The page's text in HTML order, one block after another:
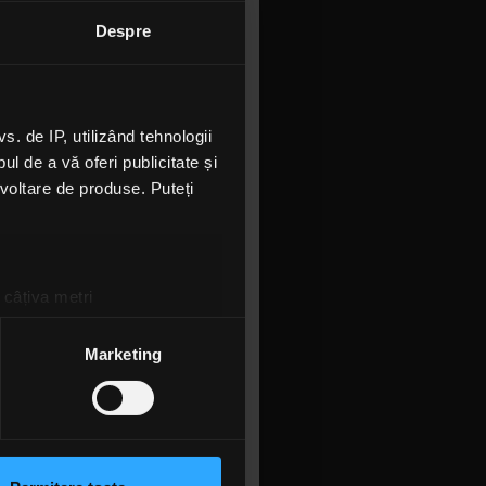
Despre
de IP, utilizând tehnologii
de a vă oferi publicitate și
de produse. Puteți
metri
la
secțiunea cu detalii
cu privire la modul în
Marketing
care
o
toboșar.
din
și The